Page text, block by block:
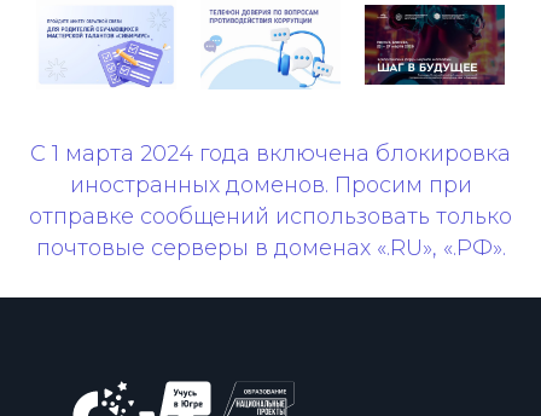
С 1 марта 2024 года включена блокировка
иностранных доменов. Просим при
отправке сообщений использовать только
почтовые серверы в доменах «.RU», «.РФ».